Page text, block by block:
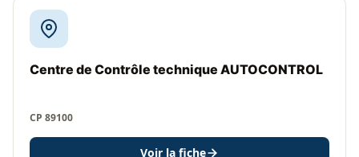
Centre de Contrôle technique AUTOCONTROL
CP 89100
Voir la fiche